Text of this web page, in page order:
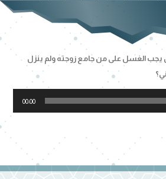
الغسل على من جامع زوجته ولم ينزل
00:00